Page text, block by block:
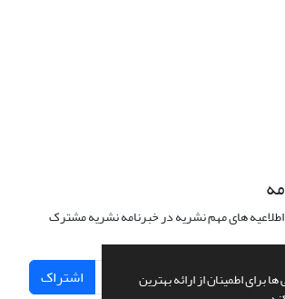
برای اطمینان از ارائه بهترین
اطلاعیه های مهم نشریه در خبرنامه نشریه مشترک
اشتراک